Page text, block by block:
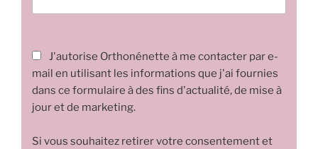
J'autorise Orthonénette à me contacter par e-
mail en utilisant les informations que j'ai fournies
dans ce formulaire à des fins d'actualité, de mise à
jour et de marketing.
Si vous souhaitez retirer votre consentement et